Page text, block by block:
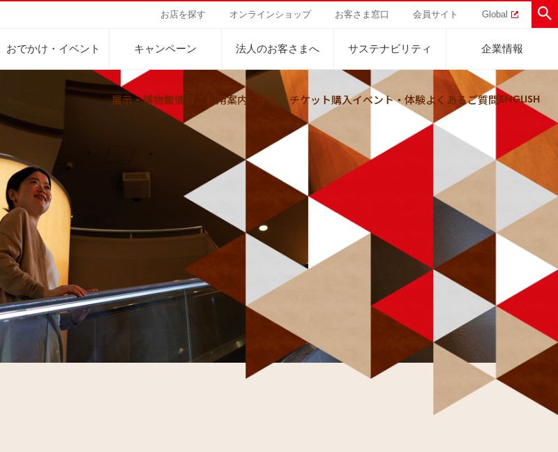
お店を探す オンラインショップ お客さま窓口 会員サイト Global
おでかけ・イベント キャンペーン 法人のお客さまへ サステナビリティ 企業情報
ドリンク
レシピ UCCラボ UCCのコーヒーマガジン
工場見学 東京ディズニーリゾート®︎ カフェのお仕事体験
Sustainability Vision
サステナビリティビジョン
人々を豊かにする手助けを
サステナブルなコーヒー調達
サステナビリティ教育
コーヒー×健康
自然を豊かにする手助けを
カーボンニュートラル
ネイチャーポジティブ
環境と社会
人権の尊重
サーキュラーエコノミー
ジャマイカ
Sustainability Challenge
サステナビリティチャレンジ
Sustainability Report
サステナビリティレポート
会社案内
トップメッセージ
パーパス ＆ バリュー
コーポレートメッセージ
企業概要
ニュースリリース
コーヒー関連事業
業務用サービス事業
外食事業
コーヒーマシン事業
地域・戦略事業
海外事業
グループサポート
UCCの活動
サステナビリティ
採用活動
研究活動
UCC神戸コーヒービレッジ
ウェブマガジン
展示・博物館情報 ご利用案内 ご予約・チケット購入イベント・体験よくあるご質問ENGLISH